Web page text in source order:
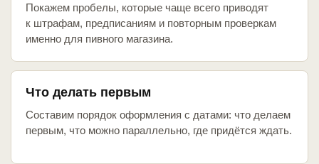
Покажем пробелы, которые чаще всего приводят
к штрафам, предписаниям и повторным проверкам
именно для пивного магазина.
Что делать первым
Составим порядок оформления с датами: что делаем
первым, что можно параллельно, где придётся ждать.